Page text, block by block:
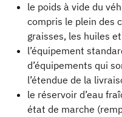
le poids à vide du
compris le plein des
graisses, les huiles
l’équipement
d’équipements qui
l’étendue de la
le réservoir d’eau
état de marche